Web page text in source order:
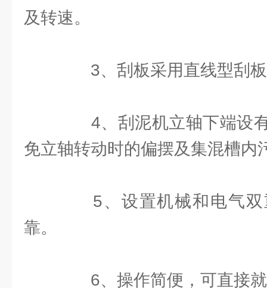
及转速。
3、刮板采用直线型刮
4、刮泥机立轴下端设有
免立轴转动时的偏摆及集混槽内
5、设置机械和电气双
靠。
6、操作简便，可直接就